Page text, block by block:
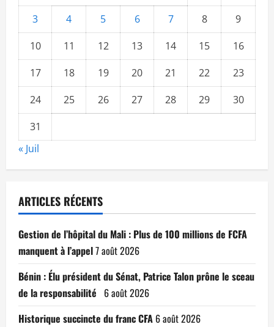
3
4 5 6 7 8
9
10
11 12 13 14 15
16
17
18 19 20 21 22
23
24
25 26 27 28 29
30
31
« Juil
ARTICLES RÉCENTS
Gestion de l’hôpital du Mali : Plus de 100 millions de FCFA
manquent à l’appel7 août 2026
Bénin : Élu président du Sénat, Patrice Talon prône le sceau
de la responsabilité 6 août 2026
Historique succincte du franc CFA 6 août 2026